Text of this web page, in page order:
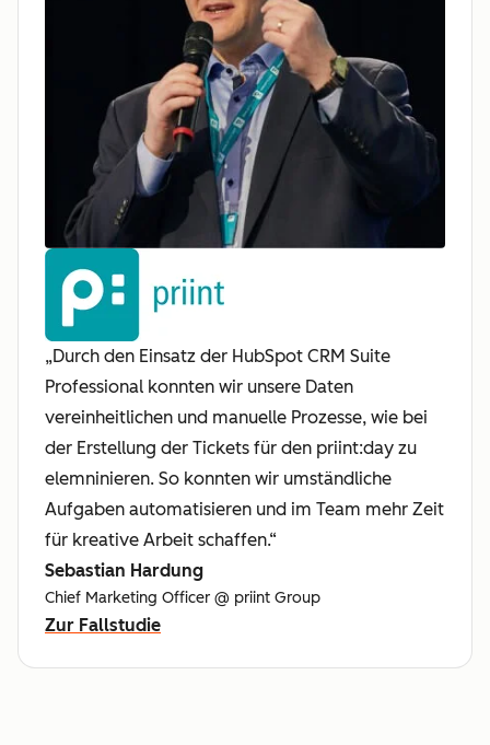
„Durch den Einsatz der HubSpot CRM Suite
Professional konnten wir unsere Daten
vereinheitlichen und manuelle Prozesse, wie bei
der Erstellung der Tickets für den priint:day zu
elemninieren. So konnten wir umständliche
Aufgaben automatisieren und im Team mehr Zeit
für kreative Arbeit schaffen.“
Sebastian Hardung
Chief Marketing Officer @ priint Group
Zur Fallstudie